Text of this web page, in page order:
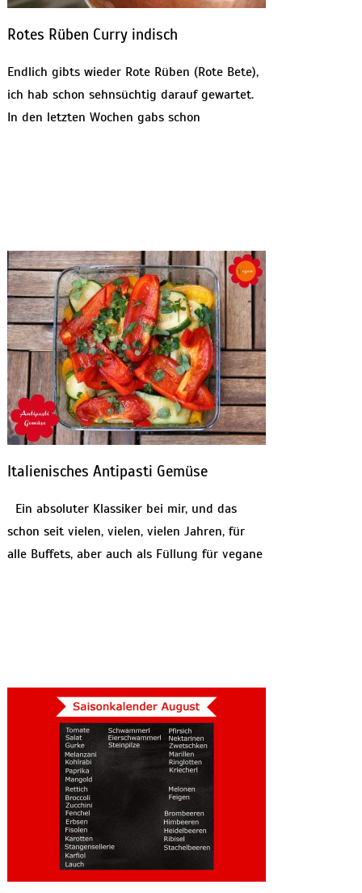
Rotes Rüben Curry indisch
Endlich gibts wieder Rote Rüben (Rote Bete),
ich hab schon sehnsüchtig darauf gewartet.
In den letzten Wochen gabs schon
Italienisches Antipasti Gemüse
Ein absoluter Klassiker bei mir, und das
schon seit vielen, vielen, vielen Jahren, für
alle Buffets, aber auch als Füllung für vegane